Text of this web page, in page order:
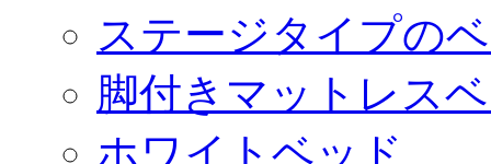
ステージタイプの
脚付きマットレス
ホワイトベッド